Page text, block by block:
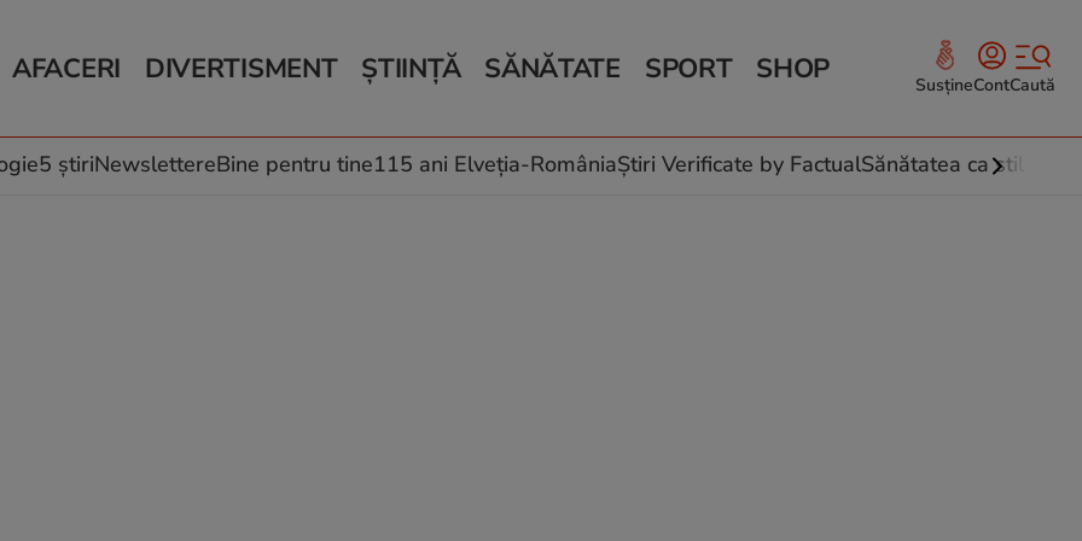
AFACERI
Auto
Locuri de muncă
DIVERTISMENT
Horoscop
Muzică și Filme
ȘTIINȚĂ
Schimbări climatice
SĂNĂTATE
Relații
Rețete culinare
SPORT SHOP SusțineContCaută
5 știriNewslettereBine pentru tine115 ani Elveția-RomâniaȘtiri Verificate by FactualSănătatea ca stil de